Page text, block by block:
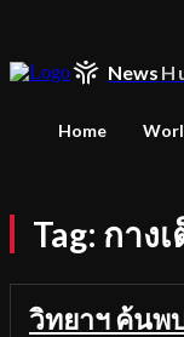
News
Home
Tag: กาง
วิทยาฯ ค้นพ